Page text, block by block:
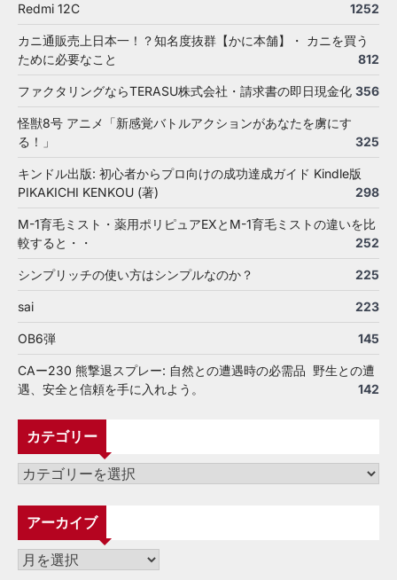
Redmi 12C 1252
カニ通販売上日本一！？知名度抜群【かに本舗】・ カニを買う
ために必要なこと
812
ファクタリングならTERASU株式会社・請求書の即日現金化 356
怪獣8号 アニメ「新感覚バトルアクションがあなたを虜にす
る！」
325
キンドル出版: 初心者からプロ向けの成功達成ガイド Kindle版
PIKAKICHI KENKOU (著)
298
M-1育毛ミスト・薬用ポリピュアEXとM-1育毛ミストの違いを比
較すると・・
252
シンプリッチの使い方はシンプルなのか？ 225
sai 223
OB6弾 145
CAー230 熊撃退スプレー: 自然との遭遇時の必需品 野生との遭
遇、安全と信頼を手に入れよう。
142
カテゴリー
カ
ゴ
リ
ー
アーカイブ
ア